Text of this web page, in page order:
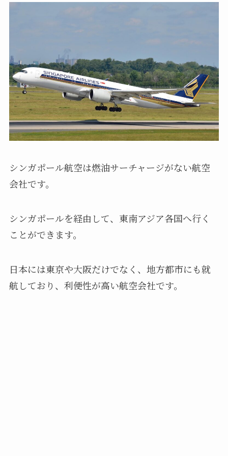
シンガポール航空は燃油サーチャージがない航空
会社です。
シンガポールを経由して、東南アジア各国へ行く
ことができます。
日本には東京や大阪だけでなく、地方都市にも就
航しており、利便性が高い航空会社です。